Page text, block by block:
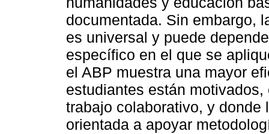
documentada. Sin embargo,
es universal y puede
específico en el que se
el ABP muestra una mayor
estudiantes están
trabajo colaborativo, y donde
orientada a apoyar